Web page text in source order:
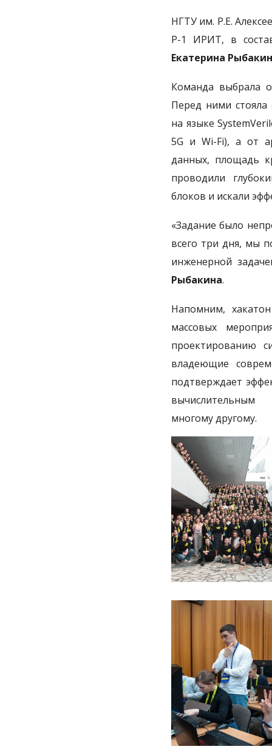
НГТУ им. Р.Е.
Р-1 ИРИТ, в
Екатерина
Команда выбрала
Перед ними стояла
на языке
5G и Wi-Fi), а от
данных, площадь
проводили
блоков и искали
«Задание было
всего три дня, мы
инженерной
Рыбакина.
Напомним,
массовых
проектированию
владеющие
подтверждает
многому другому.